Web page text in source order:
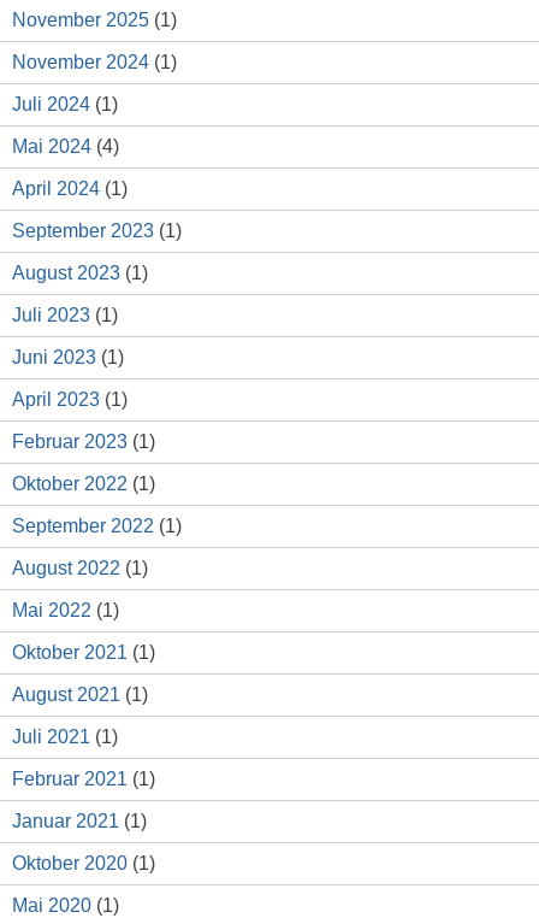
November 2025 (1)
November 2024 (1)
Juli 2024 (1)
Mai 2024 (4)
April 2024 (1)
September 2023 (1)
August 2023 (1)
Juli 2023 (1)
Juni 2023 (1)
April 2023 (1)
Februar 2023 (1)
Oktober 2022 (1)
September 2022 (1)
August 2022 (1)
Mai 2022 (1)
Oktober 2021 (1)
August 2021 (1)
Juli 2021 (1)
Februar 2021 (1)
Januar 2021 (1)
Oktober 2020 (1)
Mai 2020 (1)